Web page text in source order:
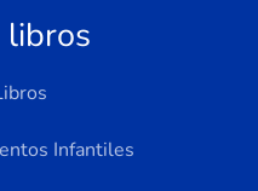
libros
Infantiles